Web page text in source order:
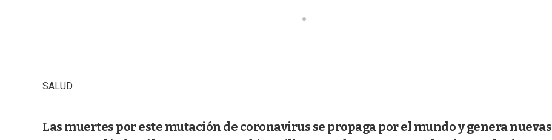
SALUD
Las muertes por este mutación de coronavirus se propaga por el mundo y genera nuevas